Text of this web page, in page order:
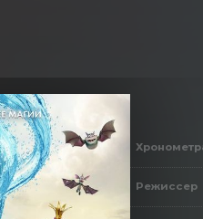
Режиссер